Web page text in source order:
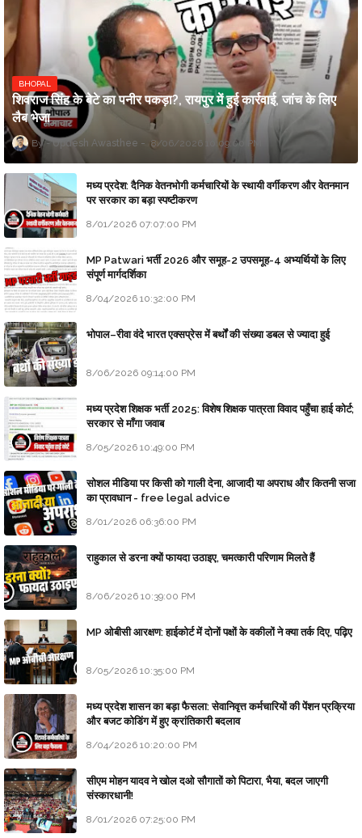
BHOPAL
शिवराज सिंह के बेटे का पनीर पकड़ा?, रायपुर में हुई कार्रवाई, जांच के लिए
लैब भेजा
Updesh Awasthee 8/06/2026 10:09:00 PM
मध्य प्रदेश: दैनिक वेतनभोगी कर्मचारियों के स्थायी वर्गीकरण और वेतनमान
पर सरकार का बड़ा स्पष्टीकरण
8/01/2026 07:07:00 PM
MP Patwari भर्ती 2026 और समूह-2 उपसमूह-4 अभ्यर्थियों के लिए
संपूर्ण मार्गदर्शिका
8/04/2026 10:32:00 PM
भोपाल–रीवा वंदे भारत एक्सप्रेस में बर्थों की संख्या डबल से ज्यादा हुई
8/06/2026 09:14:00 PM
मध्य प्रदेश शिक्षक भर्ती 2025: विशेष शिक्षक पात्रता विवाद पहुँचा हाई कोर्ट;
सरकार से माँगा जवाब
8/05/2026 10:49:00 PM
सोशल मीडिया पर किसी को गाली देना, आजादी या अपराध और कितनी सजा
का प्रावधान - free legal advice
8/01/2026 06:36:00 PM
राहुकाल से डरना क्यों फायदा उठाइए, चमत्कारी परिणाम मिलते हैं
8/06/2026 10:39:00 PM
MP ओबीसी आरक्षण: हाईकोर्ट में दोनों पक्षों के वकीलों ने क्या तर्क दिए, पढ़िए
8/05/2026 10:35:00 PM
मध्य प्रदेश शासन का बड़ा फैसला: सेवानिवृत्त कर्मचारियों की पेंशन प्रक्रिया
और बजट कोडिंग में हुए क्रांतिकारी बदलाव
8/04/2026 10:20:00 PM
सीएम मोहन यादव ने खोल दओ सौगातों को पिटारा, भैया, बदल जाएगी
संस्कारधानी!
8/01/2026 07:25:00 PM